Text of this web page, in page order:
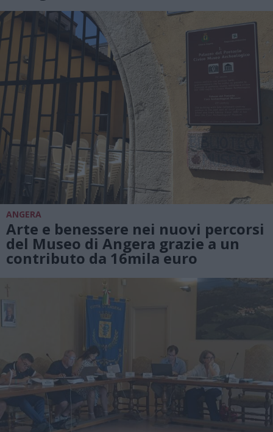
ANGERA
Arte e benessere nei nuovi percorsi
del Museo di Angera grazie a un
contributo da 16mila euro